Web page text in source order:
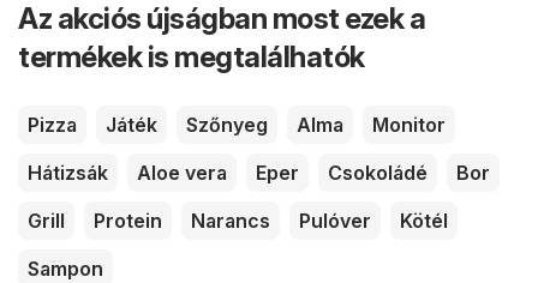
Az akciós újságban most ezek a
termékek is megtalálhatók
Pizza Játék Szőnyeg Alma
Monitor
Hátizsák
Aloe vera Eper Csokoládé
Bor
Grill
Protein Narancs Pulóver
Kötél
Sampon